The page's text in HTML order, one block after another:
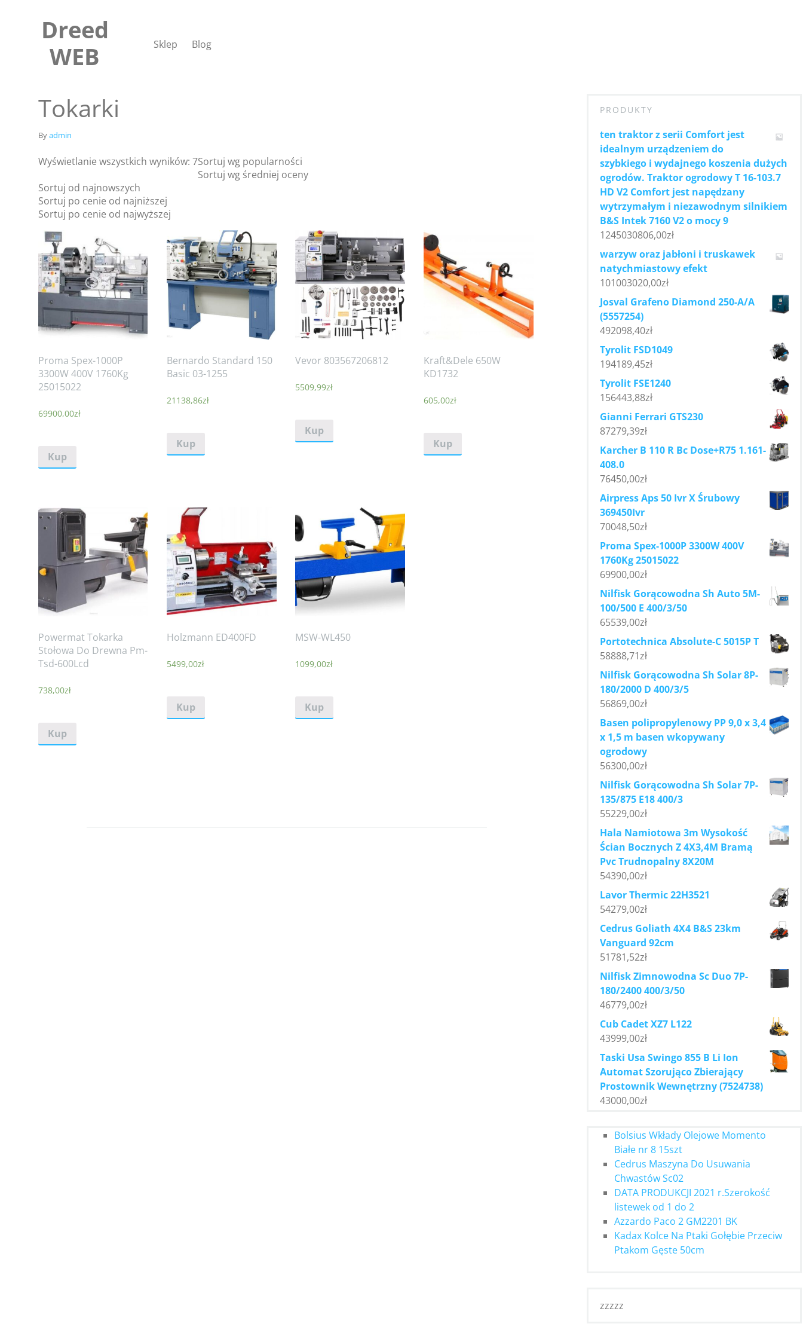
Dreed
WEB
Sklep Blog
Tokarki
Byadmin
Wyświetlanie wszystkich wyników: 7Sortuj wg popularności
Sortuj wg średniej oceny
Sortuj od najnowszych
Sortuj po cenie od najniższej
Sortuj po cenie od najwyższej
Proma Spex-1000P
3300W 400V 1760Kg
25015022
69900,00zł
Kup
Bernardo Standard 150
Basic 03-1255
21138,86zł
Kup
Vevor 803567206812
5509,99zł
Kup
Kraft&Dele 650W
KD1732
605,00zł
Kup
Powermat Tokarka
Stołowa Do Drewna Pm-
Tsd-600Lcd
738,00zł
Kup
Holzmann ED400FD
5499,00zł
Kup
MSW-WL450
1099,00zł
Kup
PRODUKTY
ten traktor z serii Comfort jest
idealnym urządzeniem do
szybkiego i wydajnego koszenia dużych
ogrodów. Traktor ogrodowy T 16-103.7
HD V2 Comfort jest napędzany
wytrzymałym i niezawodnym silnikiem
B&S Intek 7160 V2 o mocy 9
1245030806,00zł
warzyw oraz jabłoni i truskawek
natychmiastowy efekt
101003020,00zł
Josval Grafeno Diamond 250-A/A
(5557254)
492098,40zł
Tyrolit FSD1049
194189,45zł
Tyrolit FSE1240
156443,88zł
Gianni Ferrari GTS230
87279,39zł
Karcher B 110 R Bc Dose+R75 1.161-
408.0
76450,00zł
Airpress Aps 50 Ivr X Śrubowy
369450Ivr
70048,50zł
Proma Spex-1000P 3300W 400V
1760Kg 25015022
69900,00zł
Nilfisk Gorącowodna Sh Auto 5M-
100/500 E 400/3/50
65539,00zł
Portotechnica Absolute-C 5015P T
58888,71zł
Nilfisk Gorącowodna Sh Solar 8P-
180/2000 D 400/3/5
56869,00zł
Basen polipropylenowy PP 9,0 x 3,4
x 1,5 m basen wkopywany
ogrodowy
56300,00zł
Nilfisk Gorącowodna Sh Solar 7P-
135/875 E18 400/3
55229,00zł
Hala Namiotowa 3m Wysokość
Ścian Bocznych Z 4X3,4M Bramą
Pvc Trudnopalny 8X20M
54390,00zł
Lavor Thermic 22H3521
54279,00zł
Cedrus Goliath 4X4 B&S 23km
Vanguard 92cm
51781,52zł
Nilfisk Zimnowodna Sc Duo 7P-
180/2400 400/3/50
46779,00zł
Cub Cadet XZ7 L122
43999,00zł
Taski Usa Swingo 855 B Li Ion
Automat Szorująco Zbierający
Prostownik Wewnętrzny (7524738)
43000,00zł
Bolsius Wkłady Olejowe Momento
Białe nr 8 15szt
Cedrus Maszyna Do Usuwania
Chwastów Sc02
DATA PRODUKCJI 2021 r.Szerokość
listewek od 1 do 2
Azzardo Paco 2 GM2201 BK
Kadax Kolce Na Ptaki Gołębie Przeciw
Ptakom Gęste 50cm
zzzzz